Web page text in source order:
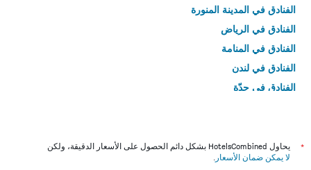
الفنادق في المدينة المنورة
الفنادق في الرياض
الفنادق في المنامة
الفنادق في لندن
الفنادق في جدّة
*
يحاول HotelsCombined بشكل دائم الحصول على الأسعار الدقيقة، ولكن
لا يمكن ضمان الأسعار .